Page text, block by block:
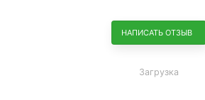
НАПИСАТЬ ОТЗЫВ
Загрузка